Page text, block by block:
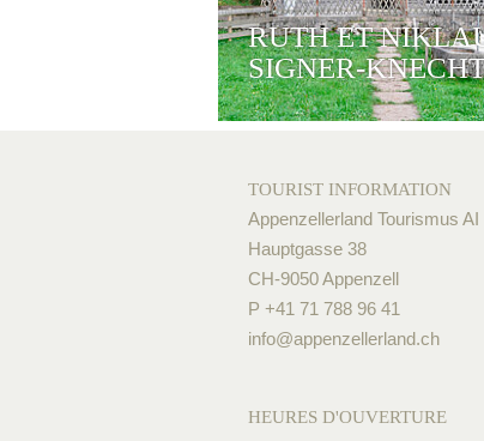
RUTH ET
SIGNER-
TOURIST INFORMATION
Appenzellerland Tourismus AI
Hauptgasse 38
CH-9050 Appenzell
P +41 71 788 96 41
info@appenzellerland.ch
HEURES D'OUVERTURE